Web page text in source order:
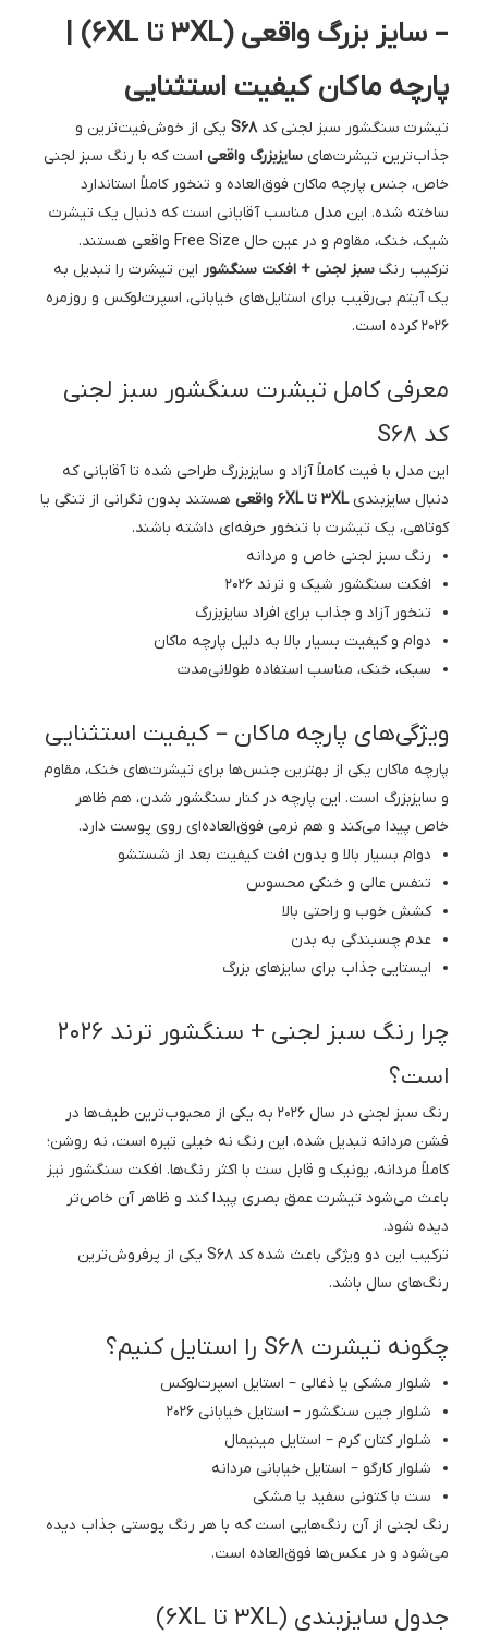
– سایز بزرگ واقعی (3XL تا 6XL) |
پارچه ماکان کیفیت استثنایی
تیشرت سنگشور سبز لجنی کدS68 یکی از خوش‌فیت‌ترین و
جذاب‌ترین تیشرت‌های سایزبزرگ واقعی است که با رنگ سبز لجنی
خاص، جنس پارچه ماکان فوق‌العاده و تنخور کاملاً استاندارد
ساخته شده. این مدل مناسب آقایانی است که دنبال یک تیشرت
شیک، خنک، مقاوم و در عین حال Free Size واقعی هستند.
ترکیب رنگ سبز لجنی + افکت سنگشور این تیشرت را تبدیل به
یک آیتم بی‌رقیب برای استایل‌های خیابانی، اسپرت‌لوکس و روزمره
۲۰۲۶ کرده است.
معرفی کامل تیشرت سنگشور سبز لجنی
کد S68
این مدل با فیت کاملاً آزاد و سایزبزرگ طراحی شده تا آقایانی که
دنبال سایزبندی۳XL تا ۶XL واقعی
هستند بدون نگرانی از تنگی یا
کوتاهی، یک تیشرت با تنخور حرفه‌ای داشته باشند.
رنگ سبز لجنی خاص و مردانه
افکت سنگشور شیک و ترند ۲۰۲۶
تنخور آزاد و جذاب برای افراد سایزبزرگ
دوام و کیفیت بسیار بالا به دلیل پارچه ماکان
سبک، خنک، مناسب استفاده طولانی‌مدت
ویژگی‌های پارچه ماکان – کیفیت استثنایی
پارچه ماکان یکی از بهترین جنس‌ها برای تیشرت‌های خنک، مقاوم
و سایزبزرگ است. این پارچه در کنار سنگشور شدن، هم ظاهر
خاص پیدا می‌کند و هم نرمی فوق‌العاده‌ای روی پوست دارد.
دوام بسیار بالا و بدون افت کیفیت بعد از شستشو
تنفس عالی و خنکی محسوس
کشش خوب و راحتی بالا
عدم چسبندگی به بدن
ایستایی جذاب برای سایزهای بزرگ
چرا رنگ سبز لجنی + سنگشور ترند ۲۰۲۶
است؟
رنگ سبز لجنی در سال ۲۰۲۶ به یکی از محبوب‌ترین طیف‌ها در
فشن مردانه تبدیل شده. این رنگ نه خیلی تیره است، نه روشن؛
کاملاً مردانه، یونیک و قابل ست با اکثر رنگ‌ها. افکت سنگشور نیز
باعث می‌شود تیشرت عمق بصری پیدا کند و ظاهر آن خاص‌تر
دیده شود.
ترکیب این دو ویژگی باعث شده کد S68 یکی از پرفروش‌ترین
رنگ‌های سال باشد.
چگونه تیشرت S68 را استایل کنیم؟
شلوار مشکی یا ذغالی – استایل اسپرت‌لوکس
شلوار جین سنگشور – استایل خیابانی ۲۰۲۶
شلوار کتان کرم – استایل مینیمال
شلوار کارگو – استایل خیابانی مردانه
ست با کتونی سفید یا مشکی
رنگ لجنی از آن رنگ‌هایی است که با هر رنگ پوستی جذاب دیده
می‌شود و در عکس‌ها فوق‌العاده است.
جدول سایزبندی (۳XL تا ۶XL)